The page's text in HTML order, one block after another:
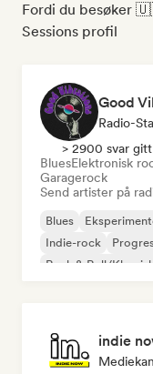
Fordi du besøker
Sessions profil
Good
Radio-
> 2900 svar gitt
BluesElektronisk
Garagerock
Send artister på
Blues
Indie-rock
Rock & Roll/
indie